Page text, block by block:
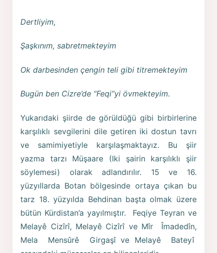
Dertliyim,
Şaşkınım, sabretmekteyim
Ok darbesinden çengin teli gibi titremekteyim
Bugün ben Cizre’de “Feqi”yi övmekteyim.
Yukarıdaki şiirde de görüldüğü gibi birbirlerine
karşılıklı sevgilerini dile getiren iki dostun tavrı
ve samimiyetiyle karşılaşmaktayız. Bu şiir
yazma tarzı Müşaare (Iki şairin karşılıklı şiir
söylemesi) olarak adlandırılır. 15 ve 16.
yüzyıllarda Botan bölgesinde ortaya çıkan bu
tarz 18. yüzyılda Behdinan başta olmak üzere
bütün Kürdistan’a yayılmıştır. Feqiye Teyran ve
Melayê Cizîrî, Melayê Cizîrî ve Mîr Îmadedîn,
Mela Mensûrê Girgaşî ve Melayê Bateyî